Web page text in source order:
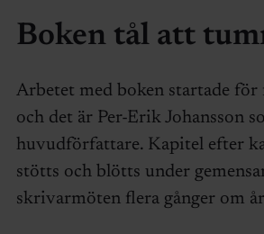
Boken tål att
Arbetet med boken startade för
och det är Per-Erik Johansson
huvudförfattare. Kapitel efter
stötts och blötts under
skrivarmöten flera gånger om